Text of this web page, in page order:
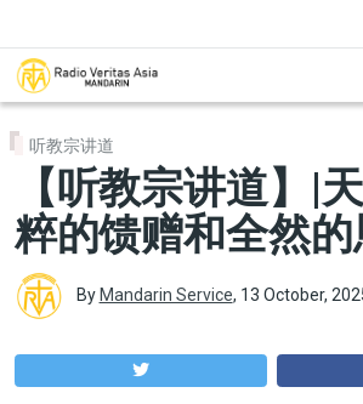
听教宗讲道
【听教宗讲道】|
粹的馈赠和全然
By Mandarin Service, 13 October,